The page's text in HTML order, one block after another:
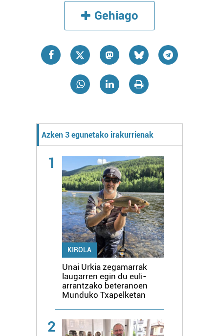
Gehiago
Azken 3 egunetako irakurrienak
1
KIROLA
Unai Urkia zegamarrak
laugarren egin du euli-
arrantzako beteranoen
Munduko Txapelketan
2